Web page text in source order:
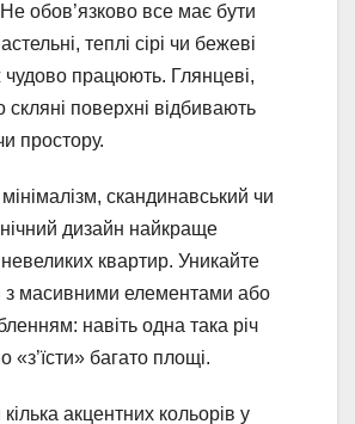
обов’язково все має бути
теплі сірі чи бежеві
чудово працюють. Глянцеві,
скляні поверхні відбивають
простору.
скандинавський чи
дизайн найкраще
квартир. Уникайте
з масивними елементами або
навіть одна така річ
«з’їсти» багато площі.
акцентних кольорів у